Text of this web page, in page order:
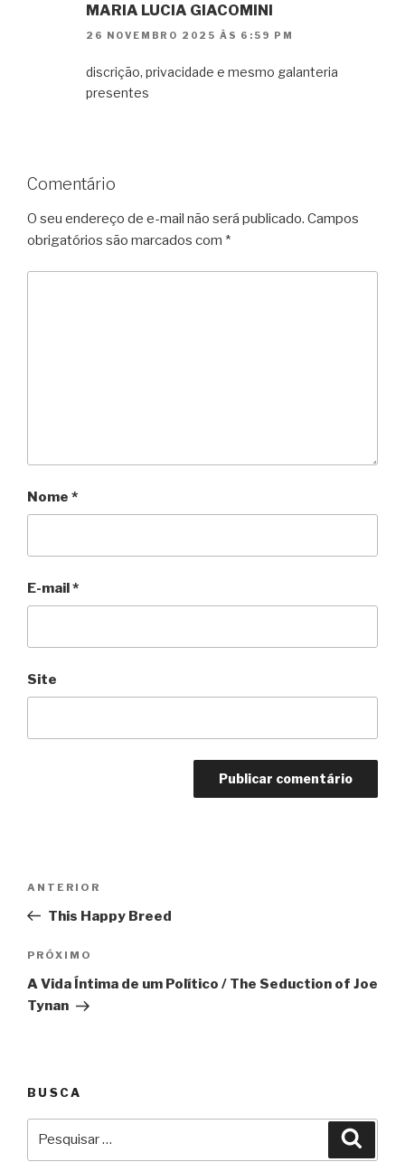
MARIA LUCIA GIACOMINI
26 NOVEMBRO 2025 ÀS 6:59 PM
discrição, privacidade e mesmo galanteria
presentes
Comentário
O seu endereço de e-mail não será publicado. Campos
obrigatórios são marcados com *
Nome *
E-mail*
Site
Post
Anterior
ANTERIOR
This Happy Breed
Próximo
PRÓXIMO
A Vida Íntima de um Político / The Seduction of Joe
Tynan
BUSCA